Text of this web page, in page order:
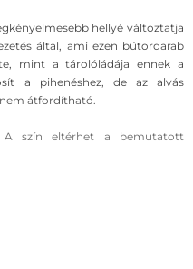
hellyé változtatja
által, ami ezen bútordarab
mint a tárolóládája ennek a
a pihenéshez, de az alvás
átfordítható.
A szín eltérhet a bemutatott